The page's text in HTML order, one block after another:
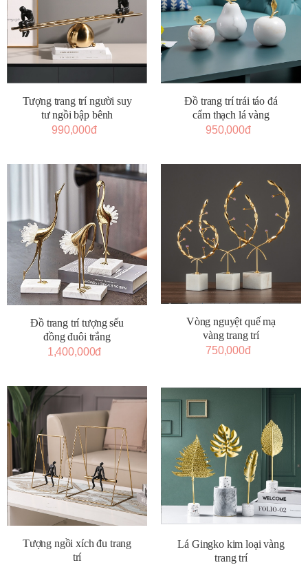
Tượng trang trí người suy
tư ngồi bập bênh
990,000đ
Đồ trang trí trái táo đá
cẩm thạch lá vàng
950,000đ
Đồ trang trí tượng sếu
đồng đuôi trắng
1,400,000đ
Vòng nguyệt quế mạ
vàng trang trí
750,000đ
Tượng ngồi xích đu trang
trí
Lá Gingko kim loại vàng
trang trí